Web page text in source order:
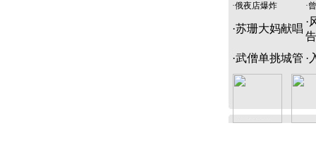
·俄夜店爆炸 ·
·苏珊大妈献唱
·
告
·武僧单挑城管 ·